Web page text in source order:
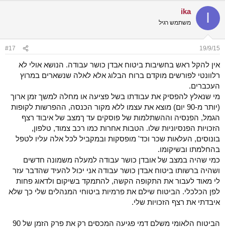
c
i
s
I
ika
משתמש רגיל
19/9/15
#17
אין להקל ראש בחשיבות ביטוח אבדן כושר עבודה. הנושא אולי לא
רלוונטי לפורשים מוקדם ברוח הבלוג אלא לאלה שנשארים במרוץ
העכברים.
מי שנאלץ להפסיק את עבודתו בשל פציעה או מחלה למשך זמן ארוך
(יותר מ-90 יום) מוצא את עצמו ללא מקור הכנסה, ההפרשות לקופות
הגמל, הפנסיה וההשתלמות של פוסקים עד ךמצב של איבוד רצף
הזכויות הפנסיוניות שלו. הטבות אחרות כמו רכב צמוד, טלפון,
בונוסים, העלאות שכר וכד' מופסקות ובמקביל לכל אלה עליו לטפל
בהחלמתו ובשיקומו.
כמי שהיה במצב של אובדן כושר עבודה למעלה משמונה חדשים
ושהיה ברשותו ביטוח אבדן כושר עבודה אני יכול להעיד שהדבר עזר
לי מאוד לעבור את התקופה הקשה, להתמקד בשיקום ולדאוג פחות
לפן הכלכלי. הביטוח שילם את פרמיות ביטוחי המנהלים שלי כך שלא
איבדתי את רצף הזכויות שלי.
הביטוח הלאומי משלם דמי פגיעה המכסים רק את פרק הזמן של 90